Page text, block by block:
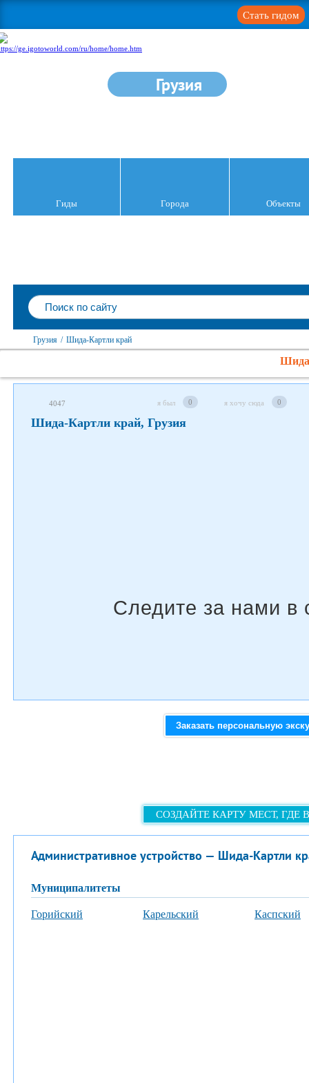
Стать гидом
Грузия
Гиды Города Объекты
Грузия / Шида-Картли край
4047 я был 0 я хочу сюда 0
Шида-Картли край, Грузия
Следите за нами в соцсетях
Заказать персональную
СОЗДАЙТЕ КАРТУ МЕСТ, ГДЕ
Административное устройство — Шида-Картли
муниципалитеты
Горийский Карельский Каспский